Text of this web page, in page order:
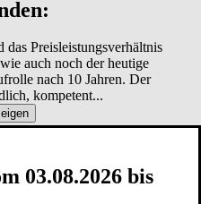
Preisleistungsverhältnis
auch noch der heutige
nach 10 Jahren. Der
kompetent...
Tor-Systeme
03.08.2026 bis